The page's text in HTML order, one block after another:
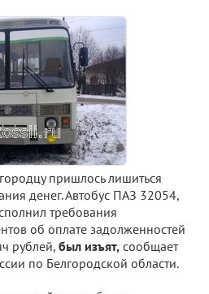
пришлось лишиться
денег. Автобус ПАЗ 32054,
требования
об оплате задолженностей
рублей, был изъят, сообщает
по Белгородской области.